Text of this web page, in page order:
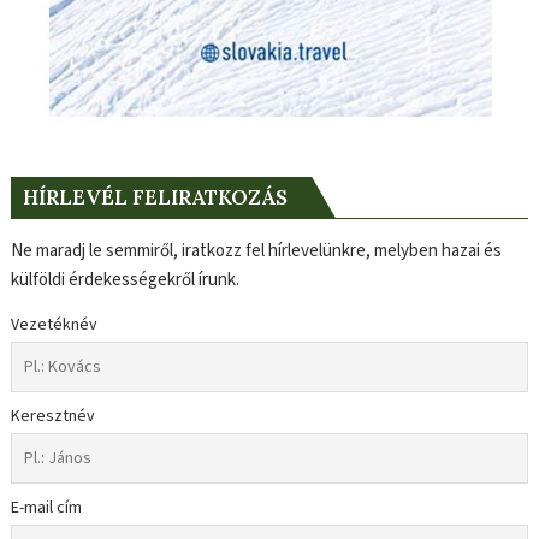
HÍRLEVÉL FELIRATKOZÁS
Ne maradj le semmiről, iratkozz fel hírlevelünkre, melyben hazai és
külföldi érdekességekről írunk.
Vezetéknév
Keresztnév
E-mail cím